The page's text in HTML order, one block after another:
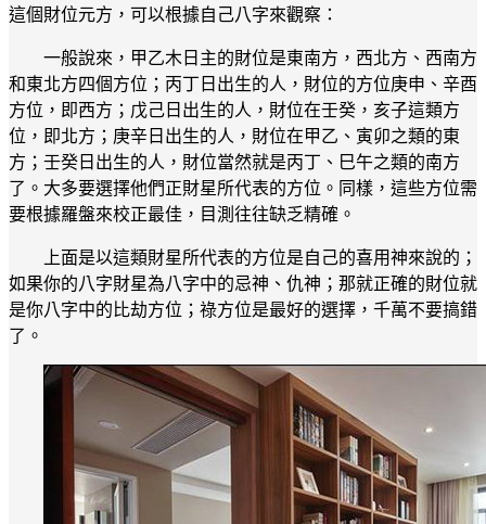
這個財位元方，可以根據自己八字來觀察：
一般說來，甲乙木日主的財位是東南方，西北方、西南方
和東北方四個方位；丙丁日出生的人，財位的方位庚申、辛酉
方位，即西方；戊己日出生的人，財位在壬癸，亥子這類方
位，即北方；庚辛日出生的人，財位在甲乙、寅卯之類的東
方；壬癸日出生的人，財位當然就是丙丁、巳午之類的南方
了。大多要選擇他們正財星所代表的方位。同樣，這些方位需
要根據羅盤來校正最佳，目測往往缺乏精確。
上面是以這類財星所代表的方位是自己的喜用神來說的；
如果你的八字財星為八字中的忌神、仇神；那就正確的財位就
是你八字中的比劫方位；祿方位是最好的選擇，千萬不要搞錯
了。